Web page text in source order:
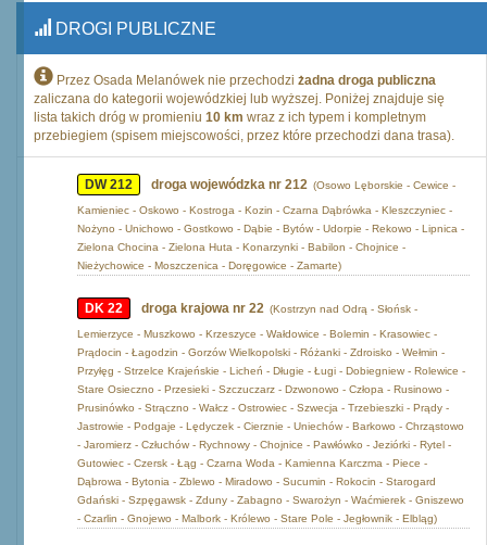
DROGI PUBLICZNE
Przez Osada Melanówek nie przechodzi żadna droga publiczna
zaliczana do kategorii wojewódzkiej lub wyższej. Poniżej znajduje się
lista takich dróg w promieniu 10 km wraz z ich typem i kompletnym
przebiegiem (spisem miejscowości, przez które przechodzi dana trasa).
DW 212 droga wojewódzka nr 212 (Osowo Lęborskie - Cewice -
Kamieniec - Oskowo - Kostroga - Kozin - Czarna Dąbrówka - Kleszczyniec -
Nożyno - Unichowo - Gostkowo - Dąbie - Bytów - Udorpie - Rekowo - Lipnica -
Zielona Chocina - Zielona Huta - Konarzynki - Babilon - Chojnice -
Nieżychowice - Moszczenica - Doręgowice - Zamarte)
DK 22 droga krajowa nr 22 (Kostrzyn nad Odrą - Słońsk -
Lemierzyce - Muszkowo - Krzeszyce - Wałdowice - Bolemin - Krasowiec -
Prądocin - Łagodzin - Gorzów Wielkopolski - Różanki - Zdroisko - Wełmin -
Przyłęg - Strzelce Krajeńskie - Licheń - Długie - Ługi - Dobiegniew - Rolewice -
Stare Osieczno - Przesieki - Szczuczarz - Dzwonowo - Człopa - Rusinowo -
Prusinówko - Strączno - Wałcz - Ostrowiec - Szwecja - Trzebieszki - Prądy -
Jastrowie - Podgaje - Lędyczek - Cierznie - Uniechów - Barkowo - Chrząstowo
- Jaromierz - Człuchów - Rychnowy - Chojnice - Pawłówko - Jeziórki - Rytel -
Gutowiec - Czersk - Łąg - Czarna Woda - Kamienna Karczma - Piece -
Dąbrowa - Bytonia - Zblewo - Miradowo - Sucumin - Rokocin - Starogard
Gdański - Szpęgawsk - Zduny - Zabagno - Swarożyn - Waćmierek - Gniszewo
- Czarlin - Gnojewo - Malbork - Królewo - Stare Pole - Jegłownik - Elbląg)